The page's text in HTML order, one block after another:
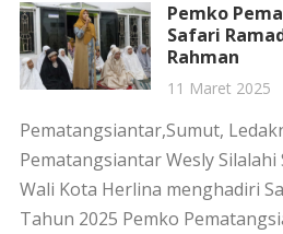
Pemko
Safari
Rahman
11 Maret 2025
Pematangsiantar,Sumut,
Pematangsiantar Wesly Silalahi
Wali Kota Herlina menghadiri
Tahun 2025 Pemko